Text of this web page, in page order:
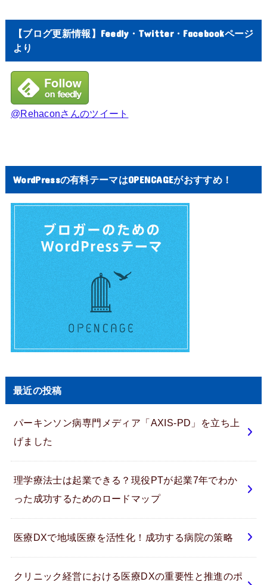
【ブログ更新情報】Feedly・Twitter・Facebookページ
より
@Rehaconさんのツイート
WordPressの有料テーマはOPENCAGEがおすすめ！
最近の投稿
パーキンソン病専門メディア「AXIS-PD」を立ち上
げました
理学療法士は起業できる？現役PTが起業7年でわか
った成功するためのロードマップ
医療DXで地域医療を活性化！成功する病院の策略
クリニック経営における医療DXの重要性と推進のポ